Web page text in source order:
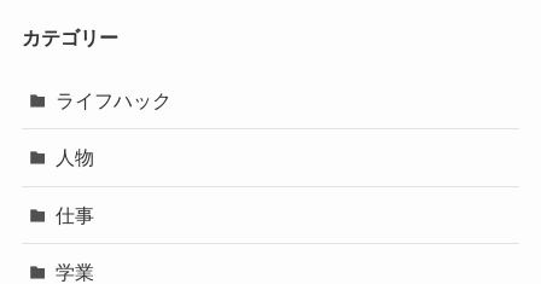
カテゴリー
ライフハック
人物
仕事
学業